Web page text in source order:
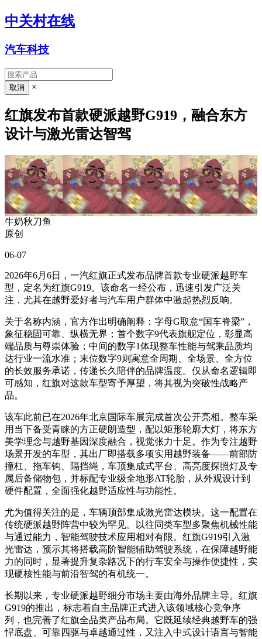
中关村在线
汽车科技
×
红旗发布首款硬派越野G919，融合东方
设计与激光雷达智驾
牛奶秋刀鱼
原创
06-07
2026年6月6日，一汽红旗正式发布品牌首款专业硬派越野车
型，定名为红旗G919。该命名一经公布，迅速引发广泛关
注，尤其在越野爱好者与汽车用户群体中激起热烈反响。
关于名称内涵，官方作出明确阐释：字母G取意“国车脊梁”，
象征稳固可靠、纵横无界；首个数字9代表旗舰定位，彰显高
端品质与尊崇体验；中间的数字1体现整车性能与驾乘品质均
达行业一流水准；末位数字9则寓意全周期、全场景、全方位
的长效服务承诺，传递长久陪伴的品牌温度。仅从命名逻辑即
可感知，红旗对这款车型寄予厚望，将其视为突破性战略产
品。
该车此前已在2026年北京国际车展完成首次公开亮相。整车采
用当下备受青睐的方正硬朗造型，配以矩形轮廓大灯，将东方
美学理念与越野基因深度融合，视觉张力十足。作为专注越野
场景开发的车型，其出厂即搭载多项实用越野装备——前部防
撞杠、拖车钩、隔挡绳，车顶集成式平台、高亮度探照灯及专
属后备储物包，并标配专业级全地形AT轮胎，从外观设计到
硬件配置，全面强化越野适应性与功能性。
尤为值得关注的是，车辆顶部集成激光雷达模块。这一配置在
传统硬派越野阵营中较为罕见。以往同类车型多聚焦机械性能
与通过能力，智能驾驶技术应用相对有限。红旗G919引入激
光雷达，预示其将搭载高阶智能辅助驾驶系统，在保障越野能
力的同时，显著提升复杂路况下的行车安全与操作便捷性，实
现硬核性能与前沿智驾的有机统一。
长期以来，专业硬派越野细分市场主要由海外品牌主导。红旗
G919的推出，标志着自主品牌正式进入该领域核心竞争序
列，也完善了红旗全品类产品布局。它既延续经典越野车的强
悍底盘、可靠四驱与卓越通过性，又注入中式设计语言与智能